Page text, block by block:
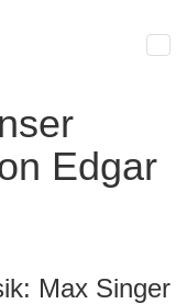
Edgar
Max Singer